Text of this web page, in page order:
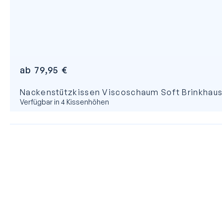
ab 79,95 €
Nackenstützkissen Viscoschaum Soft
Verfügbar in 4 Kissenhöhen